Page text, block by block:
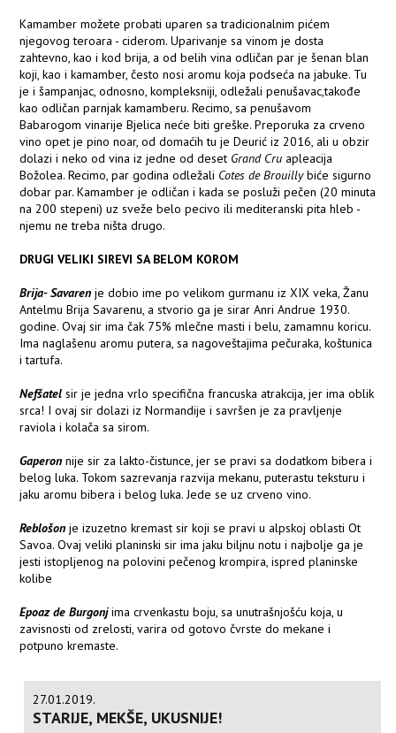
Kamamber možete probati uparen sa tradicionalnim pićem
njegovog teroara - ciderom. Uparivanje sa vinom je dosta
zahtevno, kao i kod brija, a od belih vina odličan par je šenan blan
koji, kao i kamamber, često nosi aromu koja podseća na jabuke. Tu
je i šampanjac, odnosno, kompleksniji, odležali penušavac,takođe
kao odličan parnjak kamamberu. Recimo, sa penušavom
Babarogom vinarije Bjelica neće biti greške. Preporuka za crveno
vino opet je pino noar, od domaćih tu je Deurić iz 2016, ali u obzir
dolazi i neko od vina iz jedne od deset Grand Cru apleacija
Božolea. Recimo, par godina odležali Cotes de Brouillybiće sigurno
dobar par. Kamamber je odličan i kada se posluži pečen (20 minuta
na 200 stepeni) uz sveže belo pecivo ili mediteranski pita hleb -
njemu ne treba ništa drugo.
DRUGI VELIKI SIREVI SA BELOM KOROM
Brija- Savaren je dobio ime po velikom gurmanu iz XIX veka, Žanu
Antelmu Brija Savarenu, a stvorio ga je sirar Anri Andrue 1930.
godine. Ovaj sir ima čak 75% mlečne masti i belu, zamamnu koricu.
Ima naglašenu aromu putera, sa nagoveštajima pečuraka, koštunica
i tartufa.
Nefšatel sir je jedna vrlo specifična francuska atrakcija, jer ima oblik
srca! I ovaj sir dolazi iz Normandije i savršen je za pravljenje
raviola i kolača sa sirom.
Gaperon nije sir za lakto-čistunce, jer se pravi sa dodatkom bibera i
belog luka. Tokom sazrevanja razvija mekanu, puterastu teksturu i
jaku aromu bibera i belog luka. Jede se uz crveno vino.
Reblošon je izuzetno kremast sir koji se pravi u alpskoj oblasti Ot
Savoa. Ovaj veliki planinski sir ima jaku biljnu notu i najbolje ga je
jesti istopljenog na polovini pečenog krompira, ispred planinske
kolibe
Epoaz de Burgonjima crvenkastu boju, sa unutrašnjošću koja, u
zavisnosti od zrelosti, varira od gotovo čvrste do mekane i
potpuno kremaste.
27.01.2019.
STARIJE, MEKŠE, UKUSNIJE!